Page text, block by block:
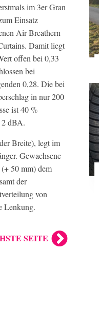
im 3er Gran
Einsatz
Air Breathern
Damit liegt
offen bei 0,33
bei
0,28. Die bei
in nur 200
ist 40 %
2 dBA.
Breite), legt im
Gewachsene
50 mm) dem
der
von
Lenkung.
SEITE